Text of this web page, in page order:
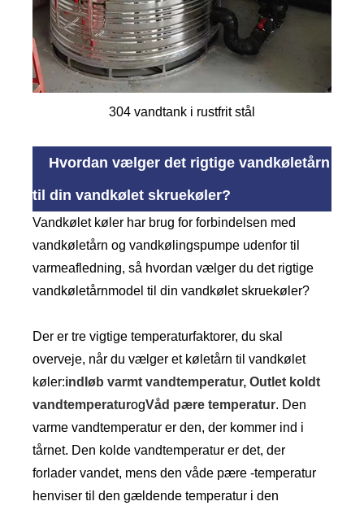
304 vandtank i rustfrit stål
Hvordan vælger det rigtige vandkøletårn
til din vandkølet skruekøler?
Vandkølet køler har brug for forbindelsen med
vandkøletårn og vandkølingspumpe udenfor til
varmeafledning, så hvordan vælger du det rigtige
vandkøletårnmodel til din vandkølet skruekøler?
Der er tre vigtige temperaturfaktorer, du skal
overveje, når du vælger et køletårn til vandkølet
køler:indløb varmt vandtemperatur, Outlet koldt
vandtemperaturogVåd pære temperatur. Den
varme vandtemperatur er den, der kommer ind i
tårnet. Den kolde vandtemperatur er det, der
forlader vandet, mens den våde pære -temperatur
henviser til den gældende temperatur i den